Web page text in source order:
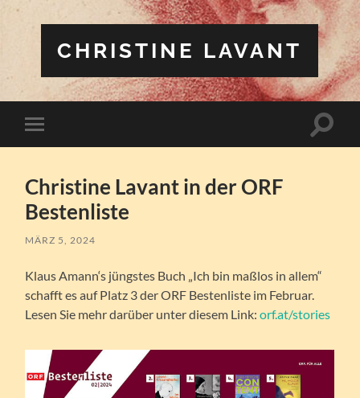
CHRISTINE LAVANT
Mobile-
Menü
Christine Lavant in der ORF
Bestenliste
MÄRZ 5, 2024
Klaus Amann‘s jüngstes Buch „Ich bin maßlos in allem“
schafft es auf Platz 3 der ORF Bestenliste im Februar.
Lesen Sie mehr darüber unter diesem Link:orf.at/stories